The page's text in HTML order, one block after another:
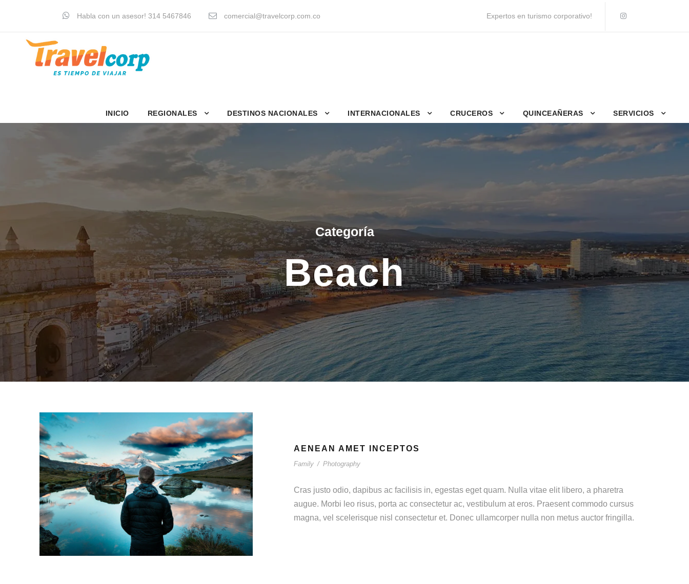
Habla con un asesor! 314 5467846 comercial@travelcorp.com.co Expertos en turismo corporativo!
INICIO REGIONALES DESTINOS NACIONALES INTERNACIONALES CRUCEROS QUINCEAÑERAS SERVICIOS
Categoría
Beach
AENEAN AMET INCEPTOS
Family / Photography
Cras justo odio, dapibus ac facilisis in, egestas eget quam. Nulla vitae elit libero, a pharetra
augue. Morbi leo risus, porta ac consectetur ac, vestibulum at eros. Praesent commodo cursus
magna, vel scelerisque nisl consectetur et. Donec ullamcorper nulla non metus auctor fringilla.